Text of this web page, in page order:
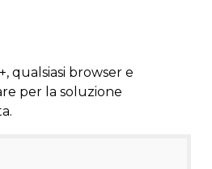
qualsiasi browser e
per la soluzione